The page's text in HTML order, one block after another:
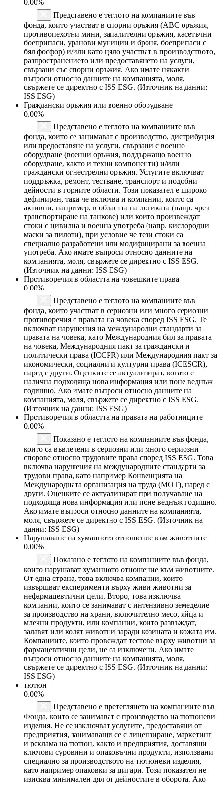
0.00%
Представено е теглото на компаниите във
фонда, които участват в спорни оръжия (ABC оръжия,
противопехотни мини, запалителни оръжия, касетъчни
боеприпаси, уранови муниции и броня, боеприпаси с
бял фосфор) и/или като цяло участват в производството,
разпространението или предоставянето на услуги,
свързани със спорни оръжия. Ако имате някакви
въпроси относно данните на компанията, моля,
свържете се директно с ISS ESG. (Източник на данни:
ISS ESG)
Граждански оръжия или военно оборудване
0.00%
Представено е теглото на компаниите във
фонда, които се занимават с производство, дистрибуция
или предоставяне на услуги, свързани с военно
оборудване (военни оръжия, поддържащо военно
оборудване, както и техни компоненти) и/или
граждански огнестрелни оръжия. Услугите включват
поддръжка, ремонт, тестване, транспорт и подобни
дейности в горните области. Този показател е широко
дефиниран, така че включва и компании, които са
активни, например, в областта на логиката (напр. чрез
транспортиране на танкове) или които произвеждат
стоки с цивилна и военна употреба (напр. кислородни
маски за пилоти), при условие че тези стоки са
специално разработени или модифицирани за военна
употреба. Ако имате въпроси относно данните на
компанията, моля, свържете се директно с ISS ESG.
(Източник на данни: ISS ESG)
Противоречия в областта на човешките права
0.00%
Представено е теглото на компаниите във
фонда, които участват в сериозни или много сериозни
противоречия с правата на човека според ISS ESG. Те
включват нарушения на международни стандарти за
правата на човека, като Международния бил за правата
на човека, Международния пакт за граждански и
политически права (ICCPR) или Международния пакт за
икономически, социални и културни права (ICESCR),
наред с други. Оценките се актуализират, когато е
налична подходяща нова информация или поне веднъж
годишно. Ако имате въпроси относно данните на
компанията, моля, свържете се директно с ISS ESG.
(Източник на данни: ISS ESG)
Противоречия в областта на правата на работниците
0.00%
Показано е теглото на компаниите във фонда,
които са въвлечени в сериозни или много сериозни
спорове относно трудовите права според ISS ESG. Това
включва нарушения на международните стандарти за
трудови права, като например Конвенцията на
Международната организация на труда (МОТ), наред с
други. Оценките се актуализират при получаване на
подходяща нова информация или поне веднъж годишно.
Ако имате въпроси относно данните на компанията,
моля, свържете се директно с ISS ESG. (Източник на
данни: ISS ESG)
Нарушаване на хуманното отношение към животните
0.00%
Показано е теглото на компаниите във фонда,
които нарушават хуманното отношение към животните.
От една страна, това включва компании, които
извършват експерименти върху живи животни за
нефармацевтични цели. Второ, това изключва
компании, които се занимават с интензивно земеделие
за производство на храни, включително месо, яйца и
млечни продукти, или компании, които развъждат,
залавят или колят животни заради козината и кожата им.
Компаниите, които провеждат тестове върху животни за
фармацевтични цели, не са изключени. Ако имате
въпроси относно данните на компанията, моля,
свържете се директно с ISS ESG. (Източник на данни:
ISS ESG)
тютюн
0.00%
Представено е претеглянето на компаниите във
Фонда, които се занимават с производство на тютюневи
изделия. Не се изключват услугите, предоставяни от
предприятия, занимаващи се с лицензиране, маркетинг
и реклама на тютюн, както и предприятия, доставящи
ключови суровини и опаковъчни продукти, използвани
специално за производството на тютюневи изделия,
като например опаковки за цигари. Този показател не
изисква минимален дял от дейностите в оборота. Ако